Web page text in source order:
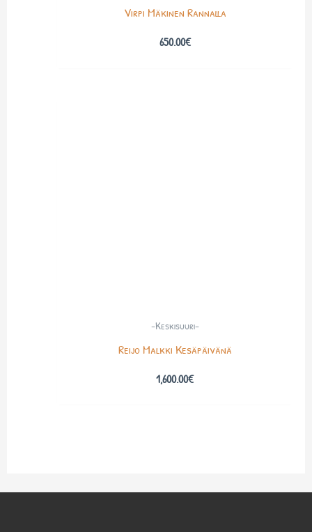
Virpi Mäkinen Rannalla
650.00€
-Keskisuuri-
Reijo Malkki Kesäpäivänä
1,600.00€